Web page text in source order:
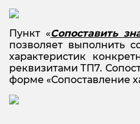
Пункт «Сопоставить
позволяет выполнить
характеристик
реквизитами ТП7.
форме «Сопоставление